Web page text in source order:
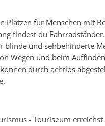
Plätzen für Menschen mit
findest du
blinde und sehbehinderte
Wegen und beim
durch achtlos
- Touriseum